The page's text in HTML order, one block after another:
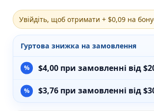
Різдвяно-зимові
На День Валентина
Книги для дорослих
Українська класика
Світова класика
Проза
Поезія та драматургія
Романи
Увійдіть, щоб отримати + $0,09 на
Гуртова знижка на замовлення
$4,00при замовленні від
$3,76при замовленні від